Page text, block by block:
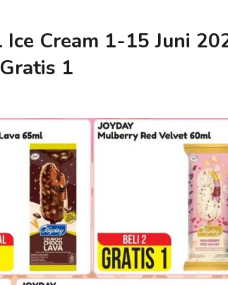
Cream 1-15 Juni
1